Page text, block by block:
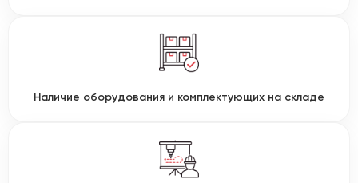
Наличие оборудования и комплектующих на складе